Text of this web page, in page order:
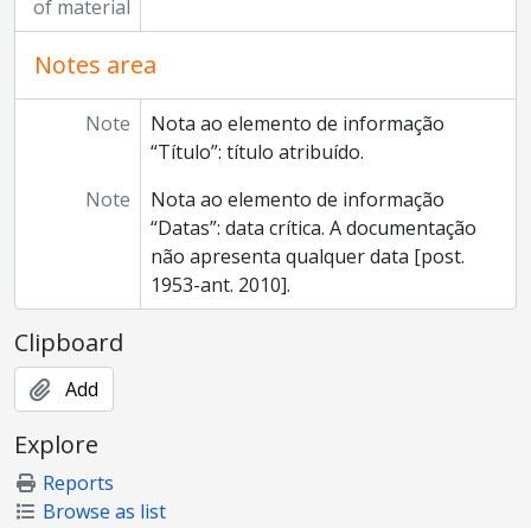
of material
Notes area
Note
Nota ao elemento de informação
“Título”: título atribuído.
Note
Nota ao elemento de informação
“Datas”: data crítica. A documentação
não apresenta qualquer data [post.
1953-ant. 2010].
Clipboard
Add
Explore
Reports
Browse as list